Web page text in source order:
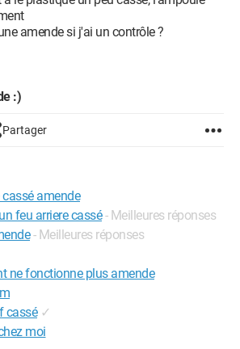
amende si j'ai un contrôle ?
:)
Partager
amende
feu arriere cassé - Meilleures réponses
- Meilleures réponses
ne fonctionne plus amende
cassé ✓
moi